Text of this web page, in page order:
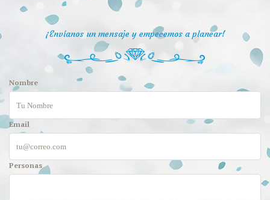
¡Envíanos un mensaje y empecemos a planear!
Nombre
Email
Personas